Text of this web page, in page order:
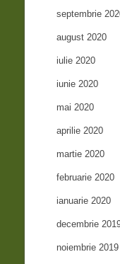
septembrie
august 2020
iulie 2020
iunie 2020
mai 2020
aprilie 2020
martie 2020
februarie 2020
ianuarie 2020
decembrie
noiembrie 2019